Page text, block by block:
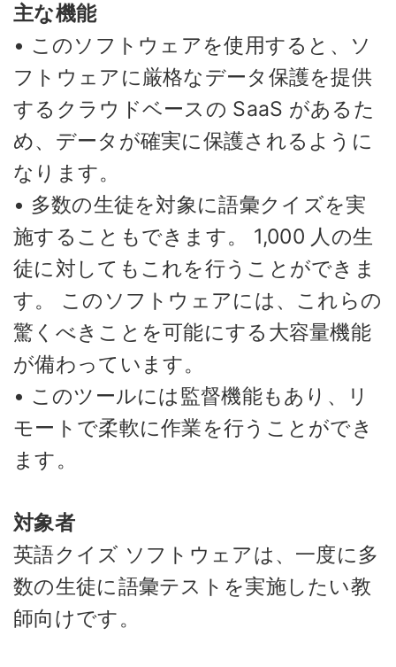
主な機能
• このソフトウェアを使用すると、ソ
フトウェアに厳格なデータ保護を提供
するクラウドベースの SaaS があるた
め、データが確実に保護されるように
なります。
• 多数の生徒を対象に語彙クイズを実
施することもできます。 1,000 人の生
徒に対してもこれを行うことができま
す。 このソフトウェアには、これらの
驚くべきことを可能にする大容量機能
が備わっています。
• このツールには監督機能もあり、リ
モートで柔軟に作業を行うことができ
ます。
対象者
英語クイズ ソフトウェアは、一度に多
数の生徒に語彙テストを実施したい教
師向けです。